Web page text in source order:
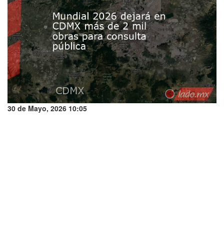
30 de Mayo, 2026 10:05